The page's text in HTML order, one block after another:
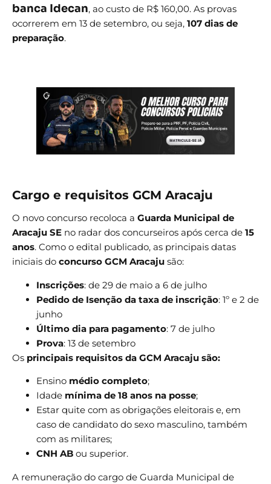
banca Idecan, ao custo de R$ 160,00. As provas
ocorrerem em 13 de setembro, ou seja, 107 dias de
preparação.
Cargo e requisitos GCM Aracaju
O novo concurso recoloca a Guarda Municipal de
Aracaju SE no radar dos concurseiros após cerca de 15
anos. Como o edital publicado, as principais datas
iniciais do concurso GCM Aracaju são:
Inscrições: de 29 de maio a 6 de julho
Pedido de Isenção da taxa de inscrição: 1º e 2 de
junho
Último dia para pagamento: 7 de julho
Prova: 13 de setembro
Os principais requisitos da GCM Aracaju são:
Ensino médio completo;
Idade mínima de 18 anos na posse;
Estar quite com as obrigações eleitorais e, em
caso de candidato do sexo masculino, também
com as militares;
CNH AB ou superior.
A remuneração do cargo de Guarda Municipal de